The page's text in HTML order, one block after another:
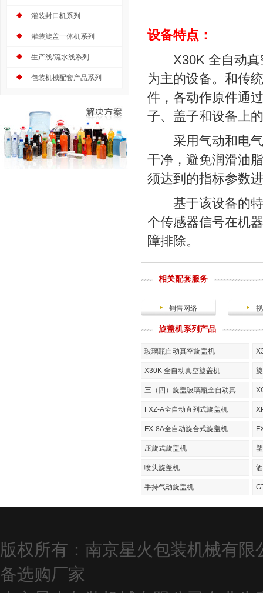
灌装封口机系列
灌装旋盖一体机系列
生产线/流水线系列
包装机械配套产品系列
设备特点：
X30K 全自动真
为主的设备。和传
件，各动作原件通
子、盖子和设备上
采用气动和电气
干净，避免润滑油
须达到的指标参数
基于该设备的特
个传感器信号在机
障排除。
相关配套服务
销售网络
旋盖机系列产品
玻璃瓶自动真空旋盖机
X30K 全自动真空旋盖机
三（四）旋盖玻璃瓶全自动真空旋盖机
FXZ-A全自动直列式旋盖机
FX-8A全自动旋合式旋盖机
压旋式旋盖机
喷头旋盖机
手持气动旋盖机
版权所有：南京星火包装机械有
备选购厂家